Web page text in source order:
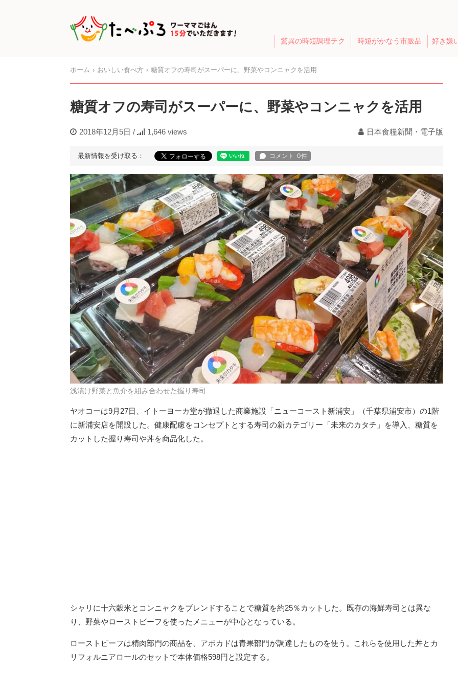
驚異の時短調理テク 時短がかなう市販品 好き嫌
ホーム おいしい食べ方 糖質オフの寿司がスーパーに、野菜やコンニャクを活用
糖質オフの寿司がスーパーに、野菜やコンニャクを活用
2018年12月5日 / 1,646 views 日本食糧新聞・電子版
最新情報を受け取る：
浅漬け野菜と魚介を組み合わせた握り寿司
ヤオコーは9月27日、イトーヨーカ堂が撤退した商業施設「ニューコースト新浦安」（千葉県浦安市）の1階
に新浦安店を開設した。健康配慮をコンセプトとする寿司の新カテゴリー「未来のカタチ」を導入、糖質を
カットした握り寿司や丼を商品化した。
シャリに十六穀米とコンニャクをブレンドすることで糖質を約25％カットした。既存の海鮮寿司とは異な
り、野菜やローストビーフを使ったメニューが中心となっている。
ローストビーフは精肉部門の商品を、アボカドは青果部門が調達したものを使う。これらを使用した丼とカ
リフォルニアロールのセットで本体価格598円と設定する。